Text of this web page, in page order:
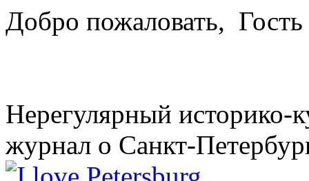
Добро пожаловать, Гость
Нерегулярный историко-
журнал о Санкт-